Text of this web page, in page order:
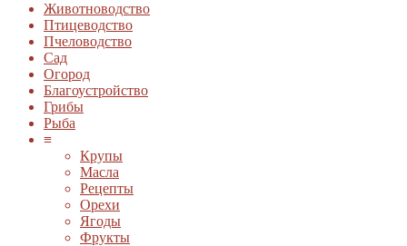
Животноводство
Птицеводство
Пчеловодство
Сад
Огород
Благоустройство
Грибы
Рыба
≡
Крупы
Масла
Рецепты
Орехи
Ягоды
Фрукты